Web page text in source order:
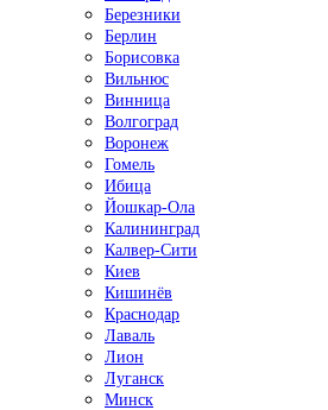
Березники
Берлин
Борисовка
Вильнюс
Винница
Волгоград
Воронеж
Гомель
Ибица
Йошкар-Ола
Калининград
Калвер-Сити
Киев
Кишинёв
Краснодар
Лаваль
Лион
Луганск
Минск